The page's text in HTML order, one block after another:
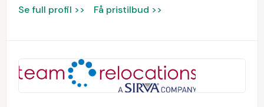
Se full profil >> Få pristilbud >>